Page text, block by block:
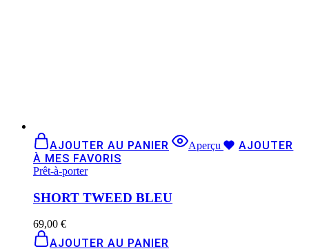
AJOUTER AU PANIER Aperçu
AJOUTER
À MES FAVORIS
Prêt-à-porter
SHORT TWEED BLEU
69,00 €
AJOUTER AU PANIER